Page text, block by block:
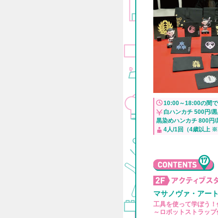
10:00～18:00の間
白ハンカチ 500円/
黒染めハンカチ 800円
4人/1回（4歳以上
マサノヴァ・アー
工具を使って学ぼう！
～ロボットストラッ